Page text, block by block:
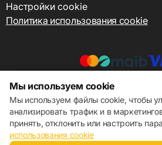
Настройки cookie
Политика использования cookie
© 2013 – 2026
Мы используем cookie
Мы используем файлы cookie, чтобы
анализировать трафик и в
принять, отклонить или настроить
использования cookie